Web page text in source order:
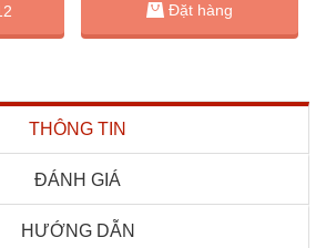
Đặt hàng
THÔNG TIN
ĐÁNH GIÁ
HƯỚNG DẪN